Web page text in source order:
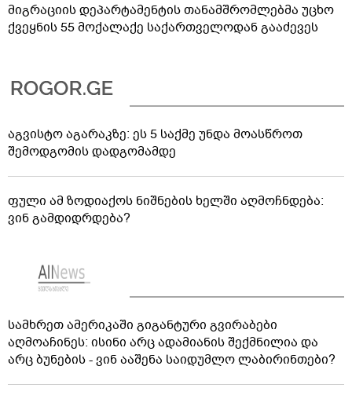
მიგრაციის დეპარტამენტის თანამშრომლებმა უცხო
ქვეყნის 55 მოქალაქე საქართველოდან გააძევეს
აგვისტო აგარაკზე: ეს 5 საქმე უნდა მოასწროთ
შემოდგომის დადგომამდე
ფული ამ ზოდიაქოს ნიშნების ხელში აღმოჩნდება:
ვინ გამდიდრდება?
სამხრეთ ამერიკაში გიგანტური გვირაბები
აღმოაჩინეს: ისინი არც ადამიანის შექმნილია და
არც ბუნების - ვინ ააშენა საიდუმლო ლაბირინთები?